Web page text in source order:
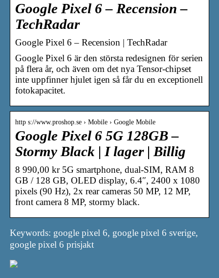
Google Pixel 6 – Recension –
TechRadar
Google Pixel 6 – Recension | TechRadar
Google Pixel 6 är den största redesignen för serien
på flera år, och även om det nya Tensor-chipset
inte uppfinner hjulet igen så får du en exceptionell
fotokapacitet.
http s://www.proshop.se › Mobile › Google Mobile
Google Pixel 6 5G 128GB –
Stormy Black | I lager | Billig
8 990,00 kr 5G smartphone, dual-SIM, RAM 8
GB / 128 GB, OLED display, 6.4″, 2400 x 1080
pixels (90 Hz), 2x rear cameras 50 MP, 12 MP,
front camera 8 MP, stormy black.
Keywords: google pixel 6, google pixel 6 sverige,
google pixel 6 prisjakt